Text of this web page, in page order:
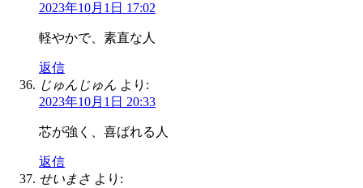
2023年10月1日 17:02
軽やかで、素直な人
返信
じゅんじゅん より:
2023年10月1日 20:33
芯が強く、喜ばれる人
返信
せいまさ より: